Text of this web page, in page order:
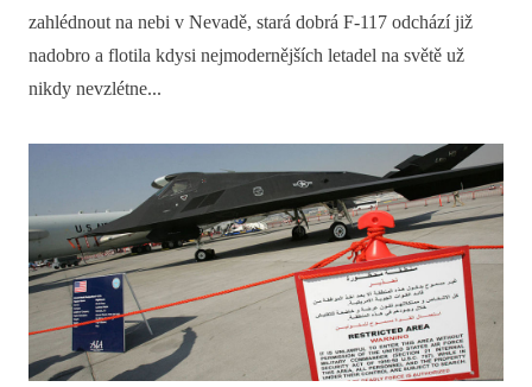
zahlédnout na nebi v Nevadě, stará dobrá F-117 odchází již
nadobro a flotila kdysi nejmodernějších letadel na světě už
nikdy nevzlétne...